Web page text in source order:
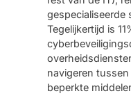
gespecialiseerde
Tegelijkertijd is
navigeren
beperkte